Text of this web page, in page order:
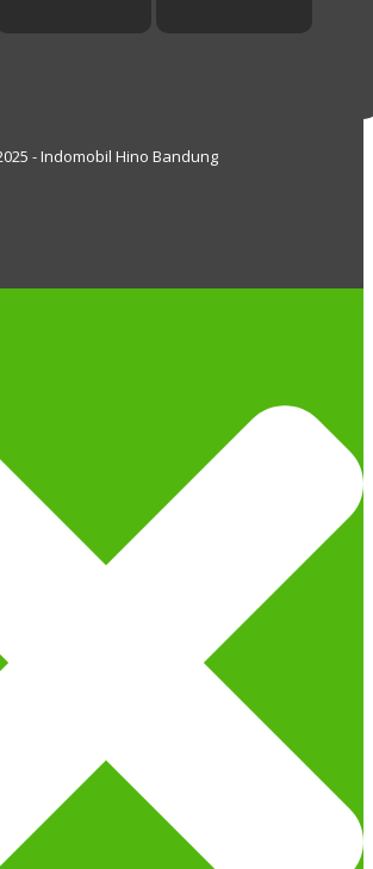
- Indomobil Hino Bandung